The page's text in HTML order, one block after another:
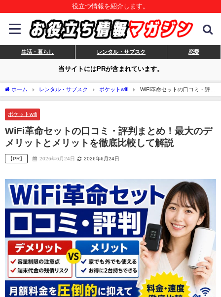
役立つ情報を紹介します。
生活・暮らし レンタル・サブスク 恋愛
当サイトにはPRが含まれています。
ホーム レンタル・サブスク ポケットwifi
WiFi革命セットの口コミ・評判
まとめ！最大のデメリットとメリットを徹底比較して解説
ポケットwifi
WiFi革命セットの口コミ・評判まとめ！最大のデ
メリットとメリットを徹底比較して解説
【PR】 2026年6月24日 2026年6月24日